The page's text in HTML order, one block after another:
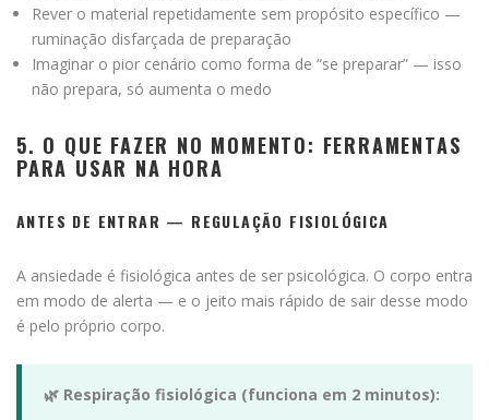
Rever o material repetidamente sem propósito específico —
ruminação disfarçada de preparação
Imaginar o pior cenário como forma de “se preparar” — isso
não prepara, só aumenta o medo
5. O QUE FAZER NO MOMENTO: FERRAMENTAS
PARA USAR NA HORA
ANTES DE ENTRAR — REGULAÇÃO FISIOLÓGICA
A ansiedade é fisiológica antes de ser psicológica. O corpo entra
em modo de alerta — e o jeito mais rápido de sair desse modo
é pelo próprio corpo.
🌿 Respiração fisiológica (funciona em 2 minutos):